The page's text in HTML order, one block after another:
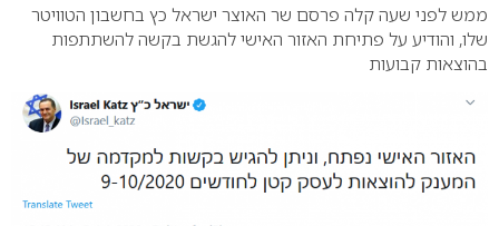
ממש לפני שעה קלה פרסם שר האוצר ישראל כץ בחשבון הטוויטר
שלו, והודיע על פתיחת האזור האישי להגשת בקשה להשתתפות
בהוצאות קבועות